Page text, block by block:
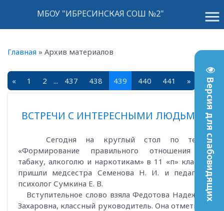
Версия для слабовидящих
menu
МБОУ "ИБРЕСИНСКАЯ СОШ №2"
Главная » Архив материалов
« 1 2 ... 437 438 439 440 441 »
ВСТРЕЧИ С ИНТЕРЕСНЫМИ ЛЮДЬМИ
Сегодня на круглый стол по теме
«Формирование правильного отношения к
табаку, алкоголю и наркотикам» в 11 «п» классе
пришли медсестра Семенова Н. И. и педагог-
психолог Сумкина Е. В.
Вступительное слово взяла Федотова Надежда
Захаровна, классный руководитель. Она отметила